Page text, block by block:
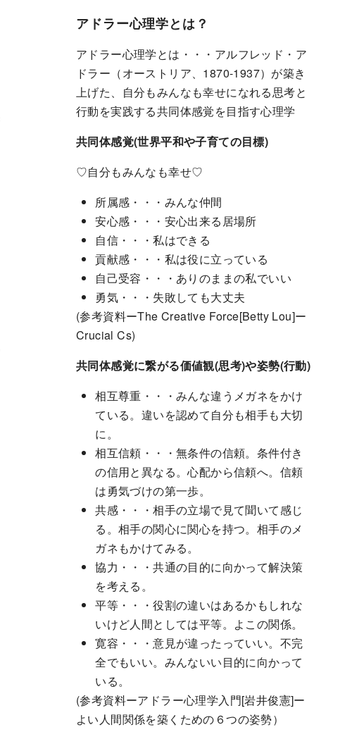
アドラー心理学とは？
アドラー心理学とは・・・アルフレッド・ア
ドラー（オーストリア、1870-1937）が築き
上げた、自分もみんなも幸せになれる思考と
行動を実践する共同体感覚を目指す心理学
共同体感覚(世界平和や子育ての目標)
♡自分もみんなも幸せ♡
所属感・・・みんな仲間
安心感・・・安心出来る居場所
自信・・・私はできる
貢献感・・・私は役に立っている
自己受容・・・ありのままの私でいい
勇気・・・失敗しても大丈夫
(参考資料ーThe Creative Force[Betty Lou]ー
Crucial Cs)
共同体感覚に繋がる価値観(思考)や姿勢(行動)
相互尊重・・・みんな違うメガネをかけ
ている。違いを認めて自分も相手も大切
に。
相互信頼・・・無条件の信頼。条件付き
の信用と異なる。心配から信頼へ。信頼
は勇気づけの第一歩。
共感・・・相手の立場で見て聞いて感じ
る。相手の関心に関心を持つ。相手のメ
ガネもかけてみる。
協力・・・共通の目的に向かって解決策
を考える。
平等・・・役割の違いはあるかもしれな
いけど人間としては平等。よこの関係。
寛容・・・意見が違ったっていい。不完
全でもいい。みんないい目的に向かって
いる。
(参考資料ーアドラー心理学入門[岩井俊憲]ー
よい人間関係を築くための６つの姿勢）